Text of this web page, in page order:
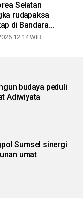
Selatan
rudapaksa
di Bandara
12:14 WIB
budaya peduli
Adiwiyata
Sumsel sinergi
umat